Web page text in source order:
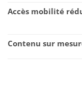
Accès mobilité
Contenu sur